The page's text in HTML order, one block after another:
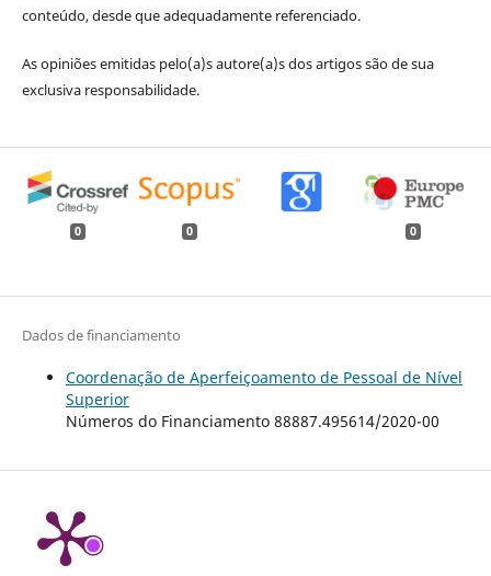
conteúdo, desde que adequadamente referenciado.
As opiniões emitidas pelo(a)s autore(a)s dos artigos são de sua
exclusiva responsabilidade.
0 0 0
Dados de financiamento
Coordenação de Aperfeiçoamento de Pessoal de Nível
Superior
Números do Financiamento 88887.495614/2020-00